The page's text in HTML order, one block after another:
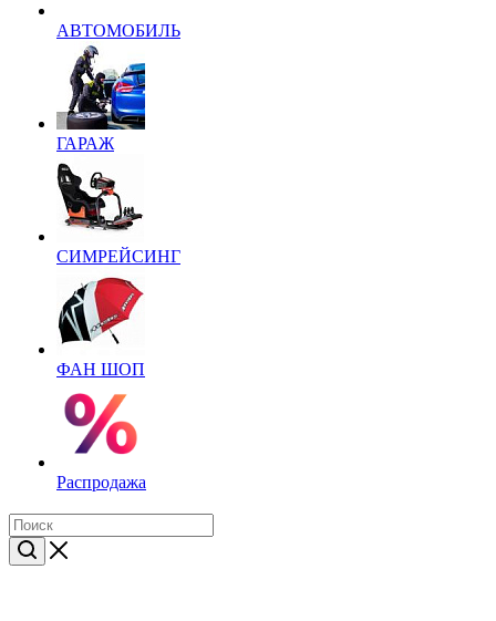
АВТОМОБИЛЬ
ГАРАЖ
СИМРЕЙСИНГ
ФАН ШОП
Распродажа